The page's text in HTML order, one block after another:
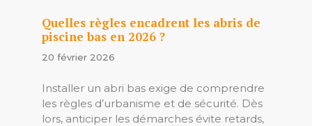
Quelles règles encadrent les abris de
piscine bas en 2026 ?
20 février 2026
Installer un abri bas exige de comprendre
les règles d’urbanisme et de sécurité. Dès
lors, anticiper les démarches évite retards,